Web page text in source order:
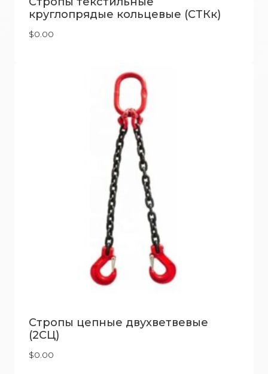
круглопрядые кольцевые (СТКк)
$0.00
Стропы цепные двухветвевые
(2СЦ)
$0.00